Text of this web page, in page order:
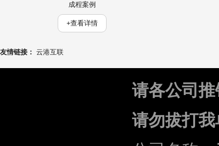
成程案例
+查看详情
友情链接： 云港互联
请各公司
请勿拔打